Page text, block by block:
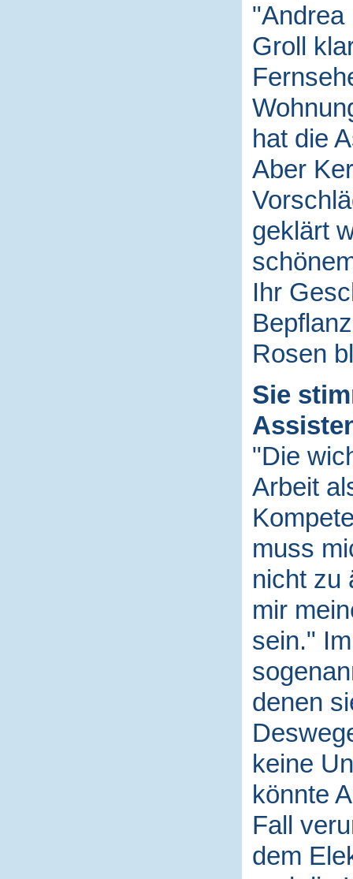
"Andrea
Groll
hat die
Aber
geklärt
Ihr
Rosen
Sie
"Die
Arbeit
muss
nicht zu
mir
sein."
denen
keine
könnte
Fall
dem